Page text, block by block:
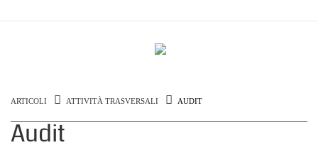
ARTICOLI ATTIVITÀ TRASVERSALI AUDIT
Audit